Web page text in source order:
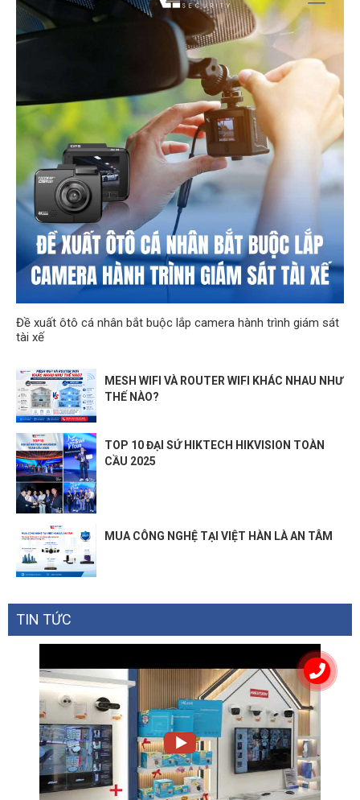
Đề xuất ôtô cá nhân bắt buộc lắp camera hành trình giám sát
tài xế
MESH WIFI VÀ ROUTER WIFI KHÁC NHAU NHƯ
THẾ NÀO?
TOP 10 ĐẠI SỨ HIKTECH HIKVISION TOÀN
CẦU 2025
MUA CÔNG NGHỆ TẠI VIỆT HÀN LÀ AN TÂM
TIN TỨC